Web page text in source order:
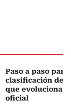
Paso a paso
clasificación del
que evoluciona
oficial